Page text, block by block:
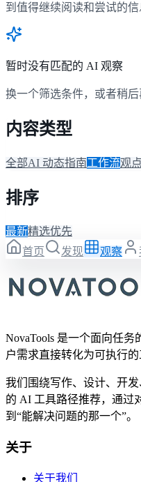
到值得继续阅读和尝试的信
暂时没有匹配的 AI 观察
换一个筛选条件，或者稍后
内容类型
全部AI 动态指南工作流观点
排序
最新精选优先
首页
发现 观察
NovaTools 是一个面向任
户需求直接转化为可执行的
我们围绕写作、设计、开
的 AI 工具路径推荐，通过
到“能解决问题的那一个”。
关于
关于我们